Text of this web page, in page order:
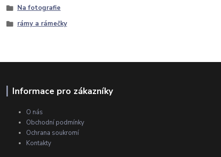
Na fotografie
rámy a rámečky
Informace pro zákazníky
O nás
Obchodní podmínky
Ochrana soukromí
Kontakty